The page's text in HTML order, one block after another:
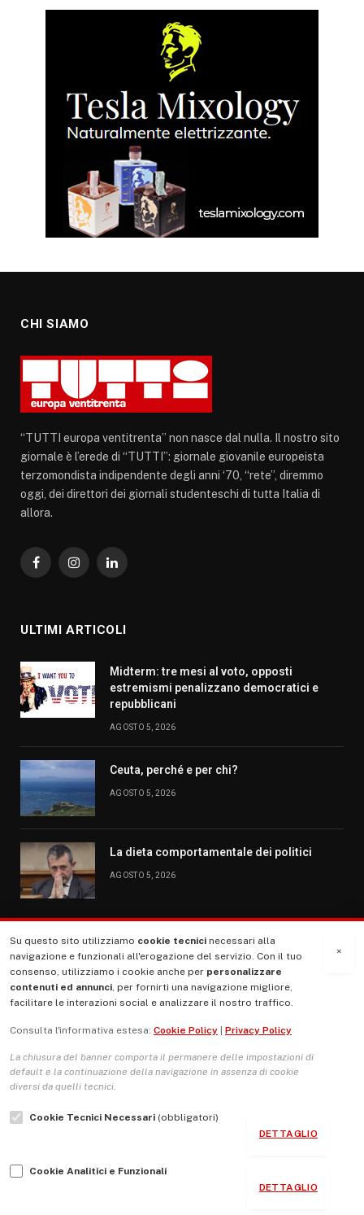
CHI SIAMO
“TUTTI europa ventitrenta” non nasce dal nulla. Il nostro sito
giornale è l’erede di “TUTTI”: giornale giovanile europeista
terzomondista indipendente degli anni ‘70, “rete”, diremmo
oggi, dei direttori dei giornali studenteschi di tutta Italia di
allora.
FacebookInstagramLinkedIn
ULTIMI ARTICOLI
Midterm: tre mesi al voto, opposti
estremismi penalizzano democratici e
repubblicani
AGOSTO 5, 2026
Ceuta, perché e per chi?
AGOSTO 5, 2026
La dieta comportamentale dei politici
AGOSTO 5, 2026
MENU
La Nostra Storia
Le Copertine
L’Associazione
Indirizzo Socio Politico Culturale
Guida per le autrici e gli autori
×
Su questo sito utilizziamo cookie tecnici necessari alla
navigazione e funzionali all'erogazione del servizio. Con il tuo
consenso, utilizziamo i cookie anche per personalizzare
contenuti ed annunci, per fornirti una navigazione migliore,
facilitare le interazioni social e analizzare il nostro traffico.
Consulta l'informativa estesa: Cookie Policy Privacy Policy
La chiusura del banner comporta il permanere delle impostazioni di
default e la continuazione della navigazione in assenza di cookie
diversi da quelli tecnici.
Cookie Tecnici Necessari (obbligatori)
DETTAGLIO
Cookie Analitici e Funzionali
DETTAGLIO